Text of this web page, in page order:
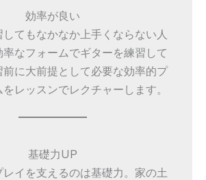
効率が良い
てもなかなか上手くならない人
なフォームでギターを練習して
前に大前提として必要な効率的プ
レッスンでレクチャーします。
基礎力UP
レイを支えるのは基礎力。家の土